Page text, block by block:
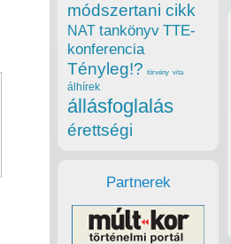
módszertani cikk
NAT tankönyv TTE-
konferencia
Tényleg!? törvény vita
álhírek
állásfoglalás
érettségi
Partnerek